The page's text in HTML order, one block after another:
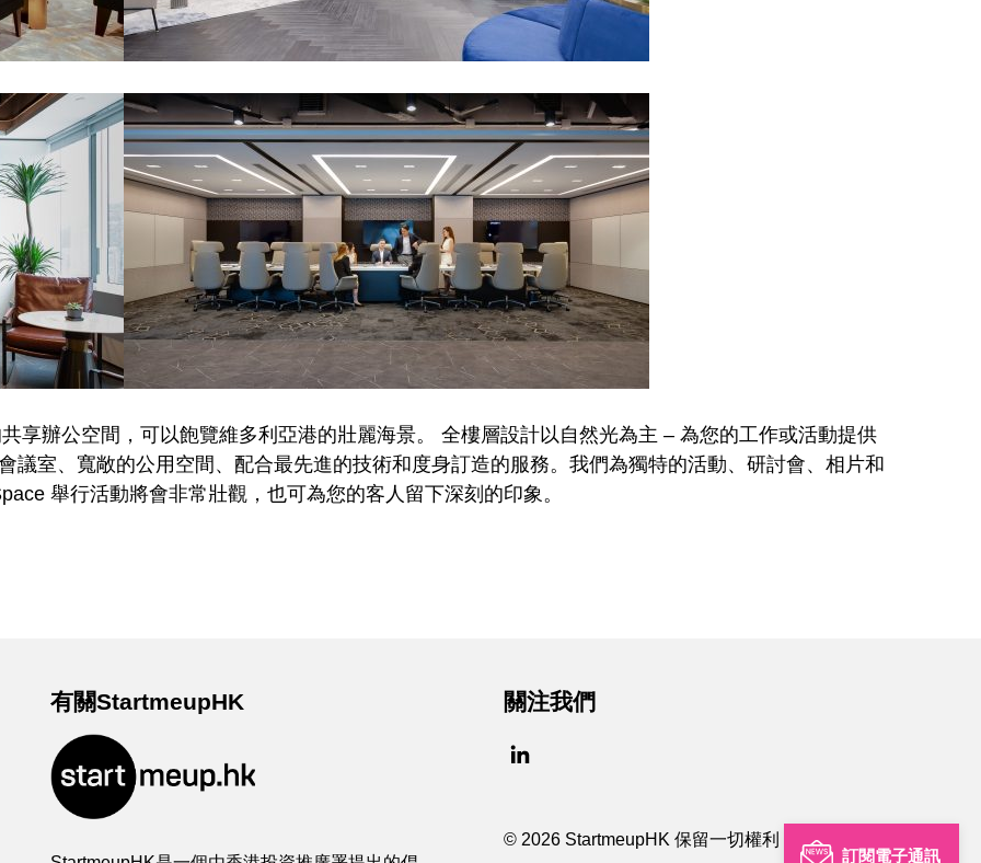
訂閱電子通訊
享辦公空間，可以飽覽維多利亞港的壯麗海景。 全樓層設計以自然光為主 – 為您的工作或活動提供
議室、寬敞的公用空間、配合最先進的技術和度身訂造的服務。我們為獨特的活動、研討會、相片和
舉行活動將會非常壯觀，也可為您的客人留下深刻的印象。
有關StartmeupHK 關注我們
© 2026 StartmeupHK 保留一切權利